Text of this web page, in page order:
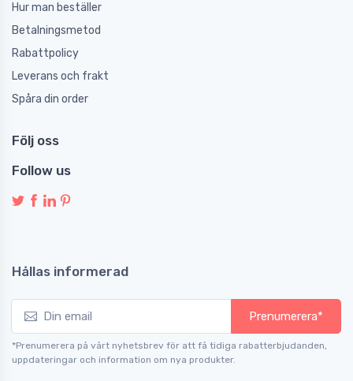
Hur man beställer
Betalningsmetod
Rabattpolicy
Leverans och frakt
Spåra din order
Följ oss
Follow us
Hållas informerad
Prenumerera*
*Prenumerera på vårt nyhetsbrev för att få tidiga rabatterbjudanden,
uppdateringar och information om nya produkter.